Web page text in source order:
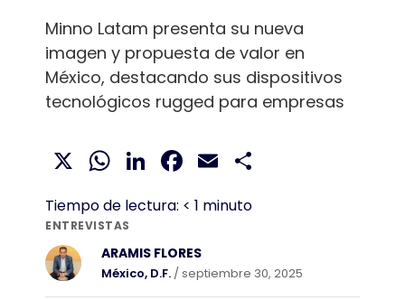
X WhatsApp
LinkedIn
Facebook
Email
Tiempo de lectura: < 1 minuto
ENTREVISTAS
Minno Latam presenta su nueva
imagen y propuesta de valor en
México, destacando sus dispositivos
tecnológicos rugged para empresas
ARAMIS FLORES
México, D.F. / septiembre 30, 2025